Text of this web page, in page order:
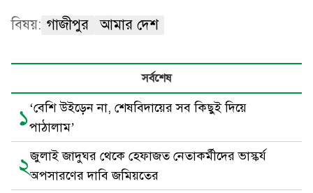
বিষয়: গাজীপুর আমার দেশ
সর্বশেষ
১‘বেশি উইড়েন না, শেষবিদায়ের সব কিছুই দিয়ে
পাঠালাম’
২জুলাই জাদুঘর থেকে হেফাজত নেতাকর্মীদের ভাস্কর্য
অপসারণের দাবি জমিয়তের